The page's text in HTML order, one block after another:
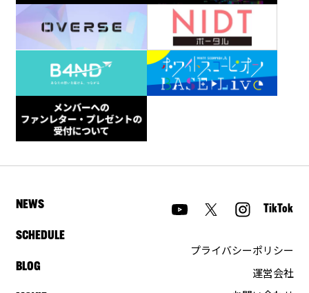
NEWS
SCHEDULE
BLOG
TikTok
プライバシーポリシー
運営会社